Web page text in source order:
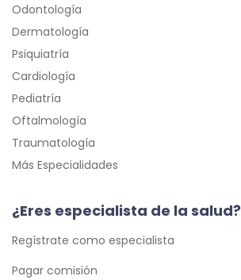
Odontología
Dermatología
Psiquiatría
Cardiología
Pediatría
Oftalmología
Traumatología
Más Especialidades
¿Eres especialista de la salud?
Regístrate como especialista
Pagar comisión